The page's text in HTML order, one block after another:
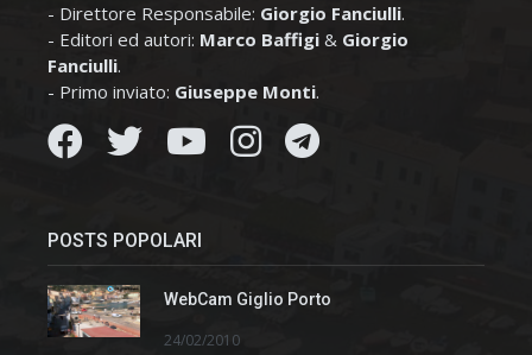
- Direttore Responsabile: Giorgio Fanciulli.
- Editori ed autori: Marco Baffigi & Giorgio
Fanciulli.
- Primo inviato: Giuseppe Monti.
POSTS POPOLARI
WebCam Giglio Porto
24/02/2010